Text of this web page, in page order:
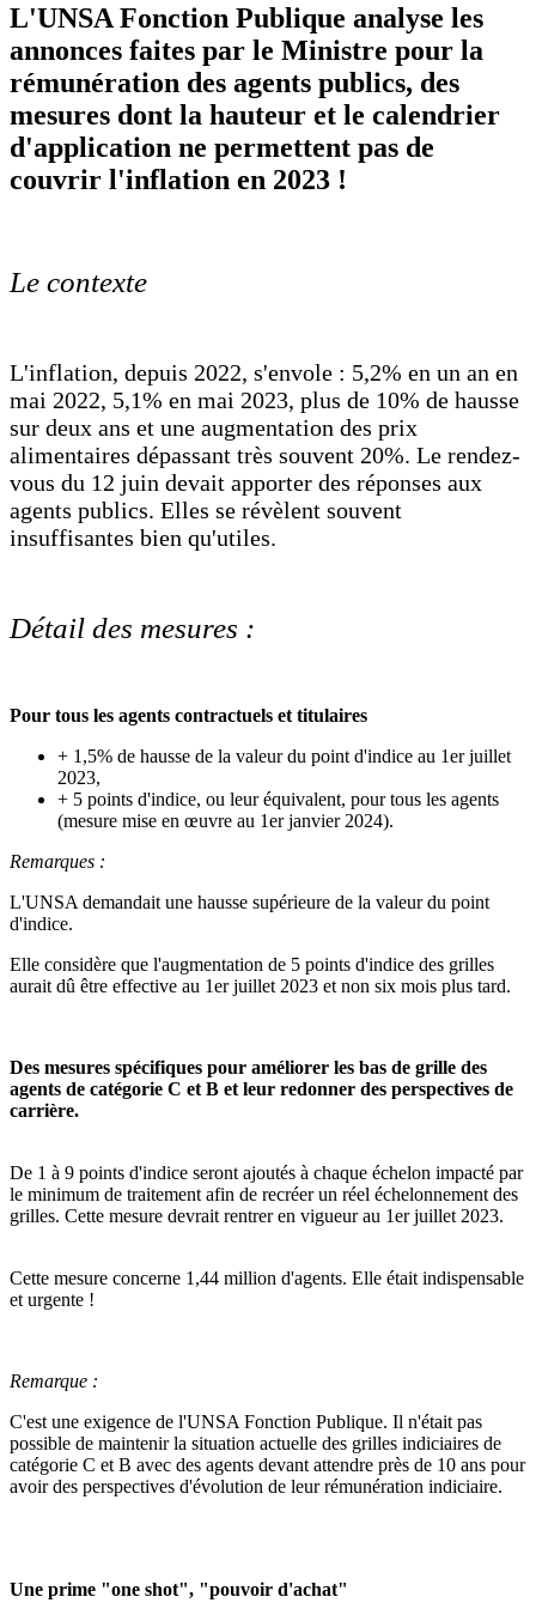
L'UNSA Fonction Publique analyse les
annonces faites par le Ministre pour la
rémunération des agents publics, des
mesures dont la hauteur et le calendrier
d'application ne permettent pas de
couvrir l'inflation en 2023 !
Le contexte
L'inflation, depuis 2022, s'envole : 5,2% en un an en
mai 2022, 5,1% en mai 2023, plus de 10% de hausse
sur deux ans et une augmentation des prix
alimentaires dépassant très souvent 20%. Le rendez-
vous du 12 juin devait apporter des réponses aux
agents publics. Elles se révèlent souvent
insuffisantes bien qu'utiles.
Détail des mesures :
Pour tous les agents contractuels et titulaires
+ 1,5% de hausse de la valeur du point d'indice au 1er juillet
2023,
+ 5 points d'indice, ou leur équivalent, pour tous les agents
(mesure mise en œuvre au 1er janvier 2024).
Remarques :
L'UNSA demandait une hausse supérieure de la valeur du point
d'indice.
Elle considère que l'augmentation de 5 points d'indice des grilles
aurait dû être effective au 1er juillet 2023 et non six mois plus tard.
Des mesures spécifiques pour améliorer les bas de grille des
agents de catégorie C et B et leur redonner des perspectives de
carrière.
De 1 à 9 points d'indice seront ajoutés à chaque échelon impacté par
le minimum de traitement afin de recréer un réel échelonnement des
grilles. Cette mesure devrait rentrer en vigueur au 1er juillet 2023.
Cette mesure concerne 1,44 million d'agents. Elle était indispensable
et urgente !
Remarque :
C'est une exigence de l'UNSA Fonction Publique. Il n'était pas
possible de maintenir la situation actuelle des grilles indiciaires de
catégorie C et B avec des agents devant attendre près de 10 ans pour
avoir des perspectives d'évolution de leur rémunération indiciaire.
Une prime "one shot", "pouvoir d'achat"